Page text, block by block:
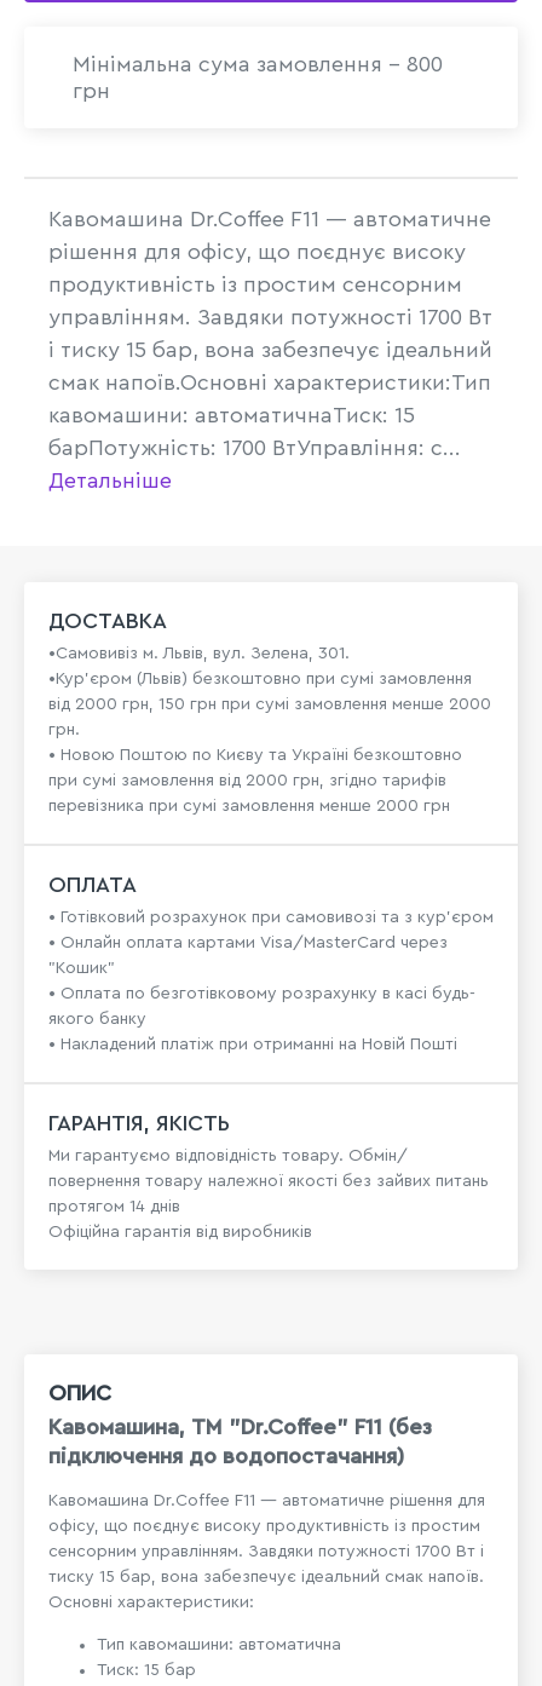
Мінімальна сума замовлення - 800
грн
Кавомашина Dr.Coffee F11 — автоматичне
рішення для офісу, що поєднує високу
продуктивність із простим сенсорним
управлінням. Завдяки потужності 1700 Вт
і тиску 15 бар, вона забезпечує ідеальний
смак напоїв.Основні характеристики:Тип
кавомашини: автоматичнаТиск: 15
барПотужність: 1700 ВтУправління: с...
Детальніше
ДОСТАВКА
•Самовивіз м. Львів, вул. Зелена, 301.
•Кур'єром (Львів) безкоштовно при сумі замовлення
від 2000 грн, 150 грн при сумі замовлення менше 2000
грн.
• Новою Поштою по Києву та Україні безкоштовно
при сумі замовлення від 2000 грн, згідно тарифів
перевізника при сумі замовлення менше 2000 грн
ОПЛАТА
• Готівковий розрахунок при самовивозі та з кур’єром
• Онлайн оплата картами Visa/MasterCard через
"Кошик"
• Оплата по безготівковому розрахунку в касі будь-
якого банку
• Накладений платіж при отриманні на Новій Пошті
ГАРАНТІЯ, ЯКІСТЬ
Ми гарантуємо відповідність товару. Обмін/
повернення товару належної якості без зайвих питань
протягом 14 днів
Офіційна гарантія від виробників
ОПИС
Кавомашина, ТМ "Dr.Coffee" F11 (без
підключення до водопостачання)
Кавомашина Dr.Coffee F11 — автоматичне рішення для
офісу, що поєднує високу продуктивність із простим
сенсорним управлінням. Завдяки потужності 1700 Вт і
тиску 15 бар, вона забезпечує ідеальний смак напоїв.
Основні характеристики:
Тип кавомашини: автоматична
Тиск: 15 бар